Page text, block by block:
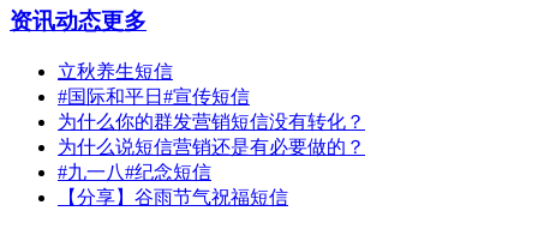
资讯动态更多
立秋养生短信
#国际和平日#宣传短信
为什么你的群发营销短信没有转化？
为什么说短信营销还是有必要做的？
#九一八#纪念短信
【分享】谷雨节气祝福短信